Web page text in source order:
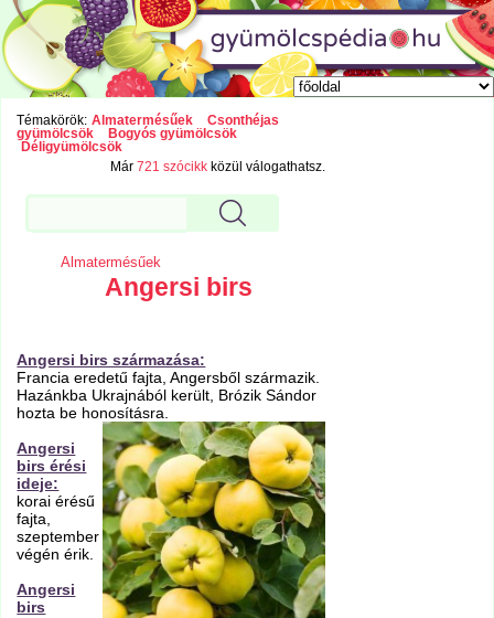
Témakörök: Almatermésűek
Csonthéjas
gyümölcsök
Bogyós gyümölcsök
Déligyümölcsök
Már721 szócikk közül válogathatsz.
Almatermésűek
Angersi birs
Angersi birs származása:
Francia eredetű fajta, Angersből származik.
Hazánkba Ukrajnából került, Brózik Sándor
hozta be honosításra.
Angersi
birs érési
ideje:
korai érésű
fajta,
szeptember
végén érik.
Angersi
birs